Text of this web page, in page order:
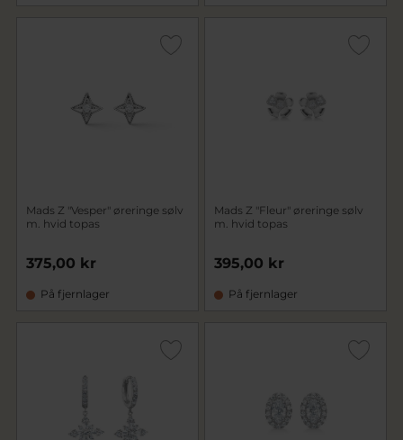
Mads Z "Vesper" øreringe sølv
m. hvid topas
375,00 kr
På fjernlager
Mads Z "Fleur" øreringe sølv
m. hvid topas
395,00 kr
På fjernlager